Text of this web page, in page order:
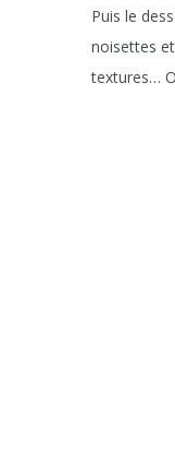
Puis le
noisettes
textures…